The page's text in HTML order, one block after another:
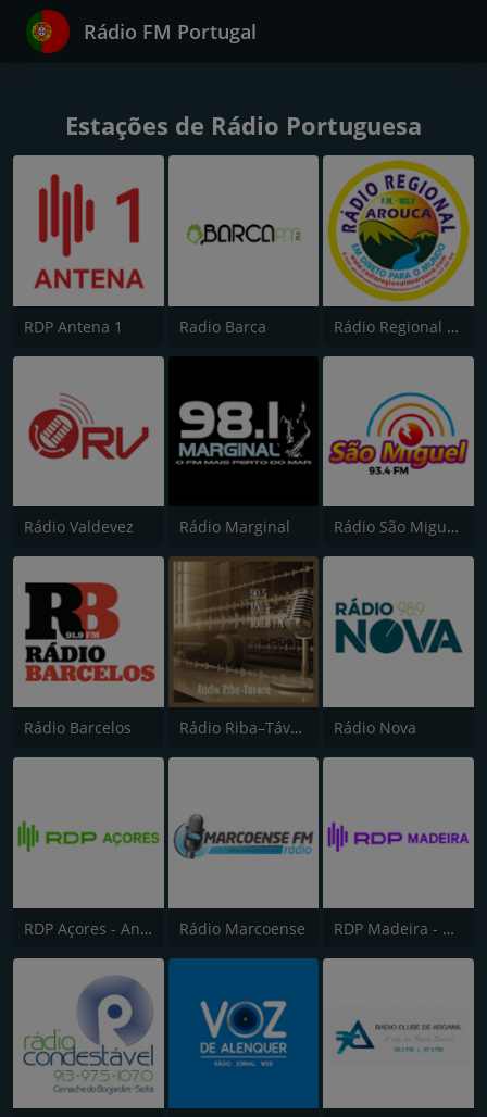
Rádio FM Portugal
Estações de Rádio Portuguesa
RDP Antena 1 Radio Barca Rádio Regional de Arouca
Rádio Valdevez Rádio Marginal Rádio São Miguel 93.5
Rádio Barcelos Rádio Riba–Távora Rádio Nova
RDP Açores - Antena 1 Rádio Marcoense RDP Madeira - Antena 1